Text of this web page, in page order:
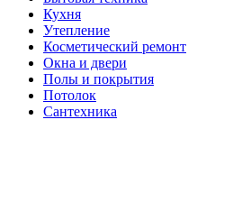
Кухня
Утепление
Косметический ремонт
Окна и двери
Полы и покрытия
Потолок
Сантехника